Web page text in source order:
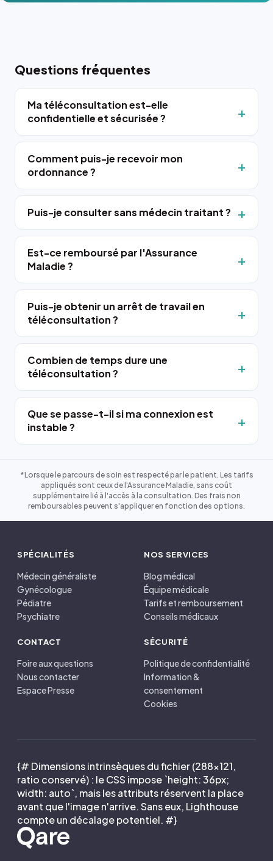
Questions fréquentes
Ma téléconsultation est-elle
confidentielle et sécurisée ?
Comment puis-je recevoir mon
ordonnance ?
Puis-je consulter sans médecin traitant ?
Est-ce remboursé par l'Assurance
Maladie ?
Puis-je obtenir un arrêt de travail en
téléconsultation ?
Combien de temps dure une
téléconsultation ?
Que se passe-t-il si ma connexion est
instable ?
*Lorsque le parcours de soin est respecté par le patient. Les tarifs
appliqués sont ceux de l'Assurance Maladie, sans coût
supplémentaire lié à l'accès à la consultation. Des frais non
remboursables peuvent s'appliquer en fonction des options.
SPÉCIALITÉS
Médecin généraliste
Gynécologue
Pédiatre
Psychiatre
NOS SERVICES
Blog médical
Équipe médicale
Tarifs et remboursement
Conseils médicaux
CONTACT
Foire aux questions
Nous contacter
Espace Presse
SÉCURITÉ
Politique de confidentialité
Information &
consentement
Cookies
{# Dimensions intrinsèques du fichier (288×121,
ratio conservé) : le CSS impose `height: 36px;
width: auto`, mais les attributs réservent la place
avant que l'image n'arrive. Sans eux, Lighthouse
compte un décalage potentiel. #}